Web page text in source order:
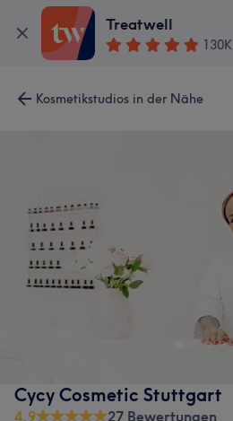
Treatwell
130K
Kosmetikstudios in der Nähe
Cycy Cosmetic Stuttgart
4,9
27 Bewertungen